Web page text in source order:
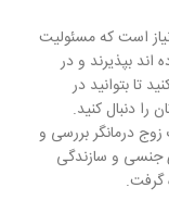
است که مسئولیت
اند بپذیرند و در
تا بتوانید در
دنبال کنید.
درمانگر بررسی و
جنسی و سازندگی
گرفت.